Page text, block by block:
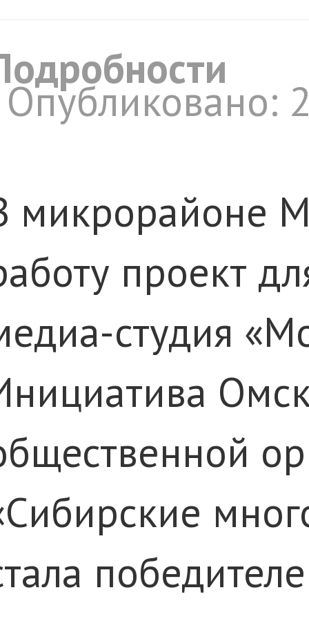
Опубликовано:
микрорайоне
проект
студия